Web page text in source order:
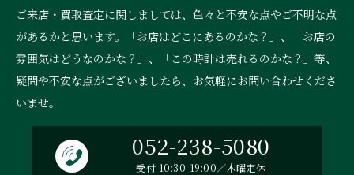
ご来店・買取査定に関しましては、色々と不安な点やご不明な点
があるかと思います。「お店はどこにあるのかな？」、
「お店の
雰囲気はどうなのかな？」、「この時計は売れるのかな？」等、
疑問や不安な点がございましたら、お気軽にお問い合わせくださ
いませ。
052-238-5080
受付 10:30-19:00／木曜定休